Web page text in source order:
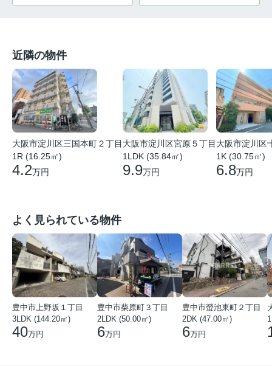
近隣の物件
大阪市淀川区三国本町２丁目
1R (16.25㎡)
4.2万円
大阪市淀川区宮原５丁目
1LDK (35.84㎡)
9.9万円
大阪市淀川区
1K (30.75㎡)
6.8万円
よく見られている物件
豊中市上野坂１丁目
3LDK (144.20㎡)
40万円
豊中市柴原町３丁目
2LDK (50.00㎡)
6万円
豊中市螢池東町２丁目
2DK (47.00㎡)
6万円